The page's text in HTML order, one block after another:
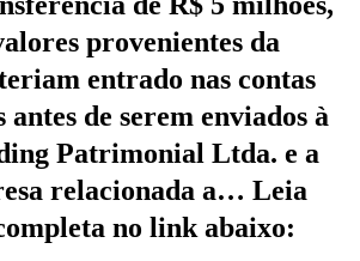
provenientes da
entrado nas contas
antes de serem enviados à
Patrimonial Ltda. e a
relacionada a… Leia
no link abaixo: